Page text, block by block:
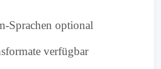
Sprachen optional
verfügbar